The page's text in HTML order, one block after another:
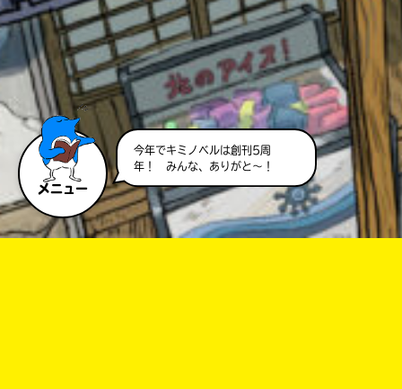
メニュー
今年でキミノベルは創刊5周
年！ みんな、ありがと～！
オフィシャルアカウント
SNSでシェアする